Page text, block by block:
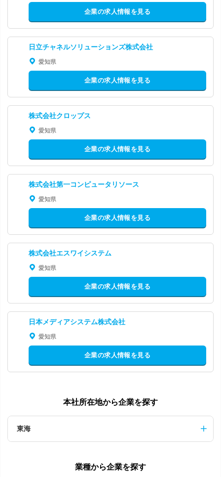
企業の求人情報を見る
日立チャネルソリューションズ株式会社
愛知県
企業の求人情報を見る
株式会社クロップス
愛知県
企業の求人情報を見る
株式会社第一コンピュータリソース
愛知県
企業の求人情報を見る
株式会社エスワイシステム
愛知県
企業の求人情報を見る
日本メディアシステム株式会社
愛知県
企業の求人情報を見る
本社所在地から企業を探す
東海
業種から企業を探す